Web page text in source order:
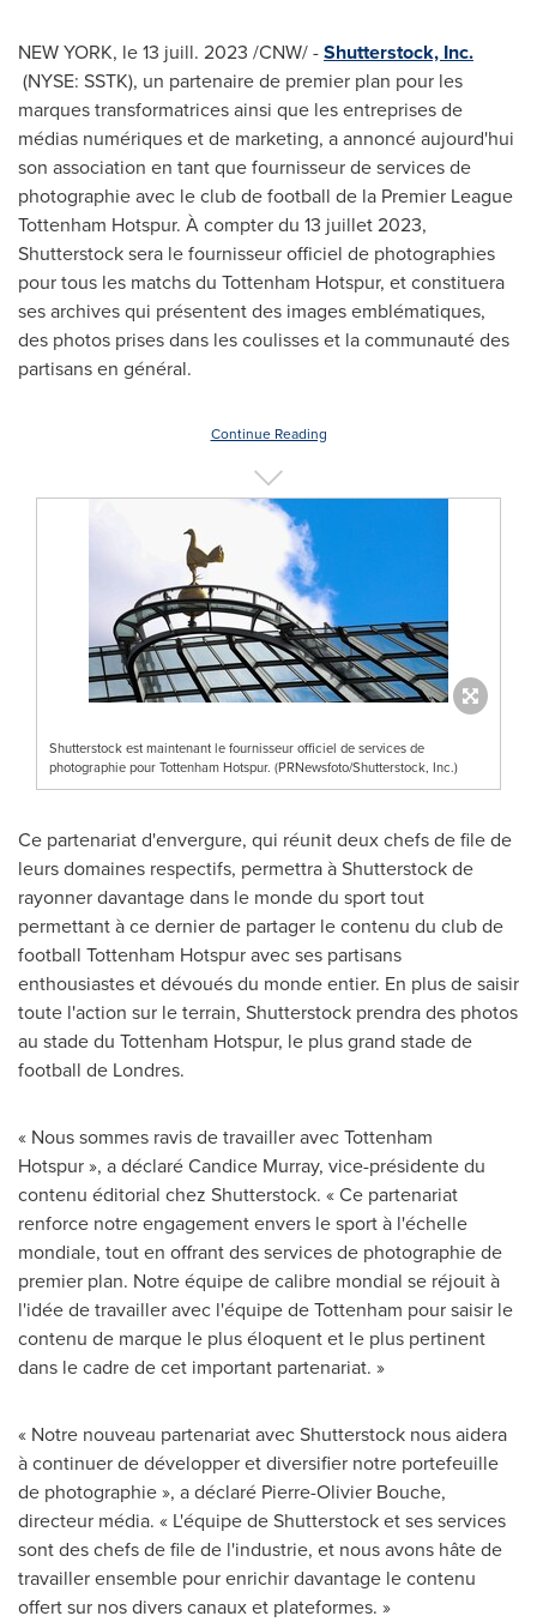
NEW YORK, le 13 juill. 2023 /CNW/ -Shutterstock, Inc.
(NYSE: SSTK), un partenaire de premier plan pour les
marques transformatrices ainsi que les entreprises de
médias numériques et de marketing, a annoncé aujourd'hui
son association en tant que fournisseur de services de
photographie avec le club de football de la Premier League
Tottenham Hotspur. À compter du 13 juillet 2023,
Shutterstock sera le fournisseur officiel de photographies
pour tous les matchs du Tottenham Hotspur, et constituera
ses archives qui présentent des images emblématiques,
des photos prises dans les coulisses et la communauté des
partisans en général.
Continue Reading
Shutterstock est maintenant le fournisseur officiel de services de
photographie pour Tottenham Hotspur. (PRNewsfoto/Shutterstock, Inc.)
Ce partenariat d'envergure, qui réunit deux chefs de file de
leurs domaines respectifs, permettra à Shutterstock de
rayonner davantage dans le monde du sport tout
permettant à ce dernier de partager le contenu du club de
football Tottenham Hotspur avec ses partisans
enthousiastes et dévoués du monde entier. En plus de saisir
toute l'action sur le terrain, Shutterstock prendra des photos
au stade du Tottenham Hotspur, le plus grand stade de
football de Londres.
« Nous sommes ravis de travailler avec Tottenham
Hotspur », a déclaré Candice Murray, vice-présidente du
contenu éditorial chez Shutterstock. « Ce partenariat
renforce notre engagement envers le sport à l'échelle
mondiale, tout en offrant des services de photographie de
premier plan. Notre équipe de calibre mondial se réjouit à
l'idée de travailler avec l'équipe deTottenham pour saisir le
contenu de marque le plus éloquent et le plus pertinent
dans le cadre de cet important partenariat. »
« Notre nouveau partenariat avec Shutterstock nous aidera
à continuer de développer et diversifier notre portefeuille
de photographie », a déclaré Pierre-Olivier Bouche,
directeur média. « L'équipe de Shutterstock et ses services
sont des chefs de file de l'industrie, et nous avons hâte de
travailler ensemble pour enrichir davantage le contenu
offert sur nos divers canaux et plateformes. »